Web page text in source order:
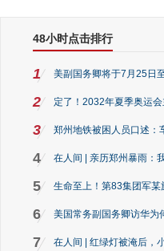
48小时点击排行
1 美副国务卿将于7月25日
2 定了！2032年夏季奥运
3 郑州地铁被困人员口述：
4 在人间 | 亲历郑州暴雨：
5 生命至上！第83集团军
6 美国常务副国务卿访华为
7 在人间 | 红绿灯被淹后，